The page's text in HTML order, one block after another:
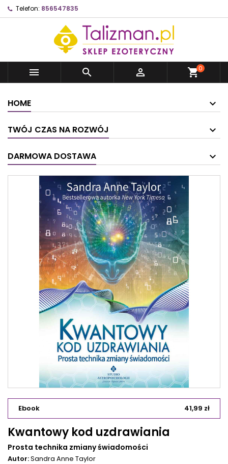
Telefon: 856547835
   shopping_cart0
HOME
TWÓJ CZAS NA ROZWÓJ
DARMOWA DOSTAWA
Ebook 41,99 zł
Kwantowy kod uzdrawiania
Prosta technika zmiany świadomości
Autor:Sandra Anne Taylor